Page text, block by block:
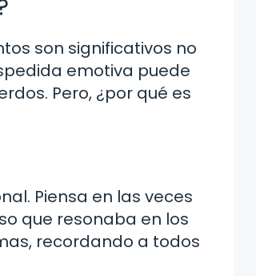
son significativos no
emotiva puede
Pero, ¿por qué es
Piensa en las veces
que resonaba en los
recordando a todos